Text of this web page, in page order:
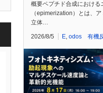
概要ペプチド合成における
（epimerization）とは、
立体…
2026/8/5 E odos 有機